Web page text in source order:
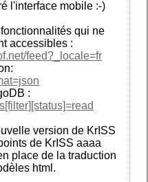
l'interface mobile :-)
qui ne
accessibles :
feed?_locale=fr
:
version de KrISS
de KrISS aaaa
place de la traduction
html.